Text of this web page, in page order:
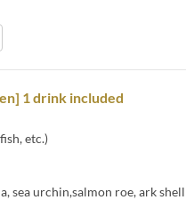
1 drink included
etc.)
sea urchin,salmon roe, ark